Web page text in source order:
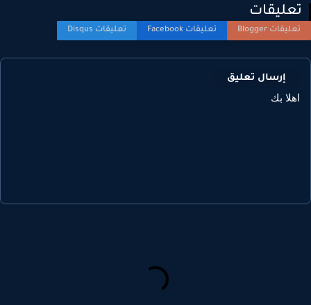
إرسال تعليق
بك